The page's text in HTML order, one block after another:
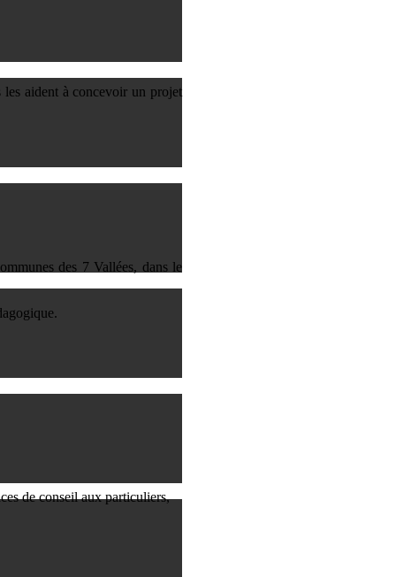
aident à concevoir un projet
des 7 Vallées, dans le
de conseil aux particuliers,